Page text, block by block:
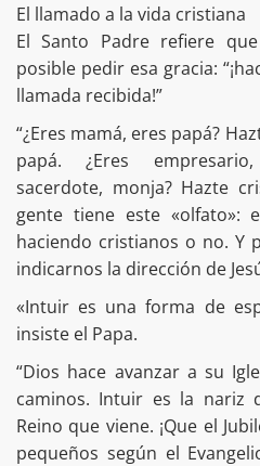
El llamado a la vida cristiana
El Santo Padre refiere
posible pedir esa gracia:
llamada recibida!”
“¿Eres mamá, eres papá?
papá. ¿Eres
sacerdote, monja? Hazte
gente tiene este «olfato»:
haciendo cristianos o no. Y
indicarnos la dirección de
«Intuir es una forma de
insiste el Papa.
“Dios hace avanzar a su
caminos. Intuir es la nariz
Reino que viene. ¡Que el
pequeños según el